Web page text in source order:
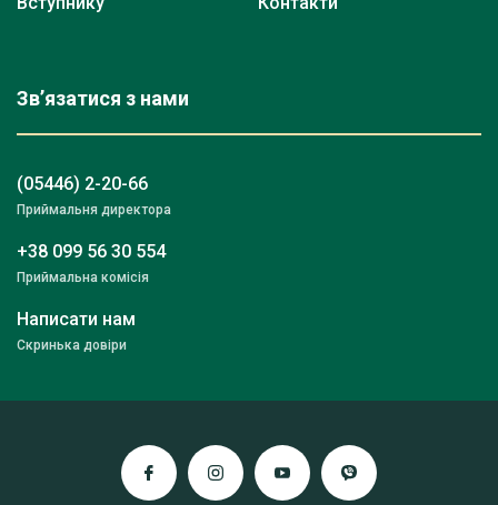
Зв’язатися з нами
(05446) 2-20-66
Приймальня директора
+38 099 56 30 554
Приймальна комісія
Написати нам
Скринька довіри